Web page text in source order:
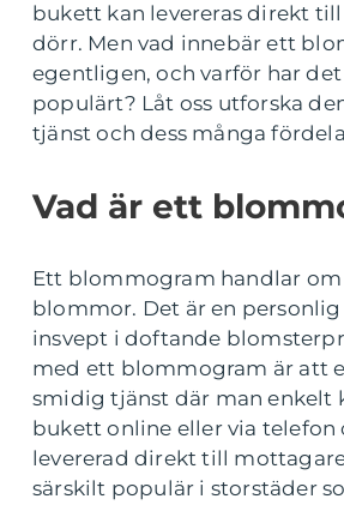
bukett kan levereras direkt
dörr. Men vad innebär ett
egentligen, och varför har
populärt? Låt oss utforska
tjänst och dess många
Vad är ett
Ett blommogram handlar om
blommor. Det är en
insvept i doftande
med ett blommogram är att
smidig tjänst där man enkelt
bukett online eller via telefon
levererad direkt till
särskilt populär i storstäder